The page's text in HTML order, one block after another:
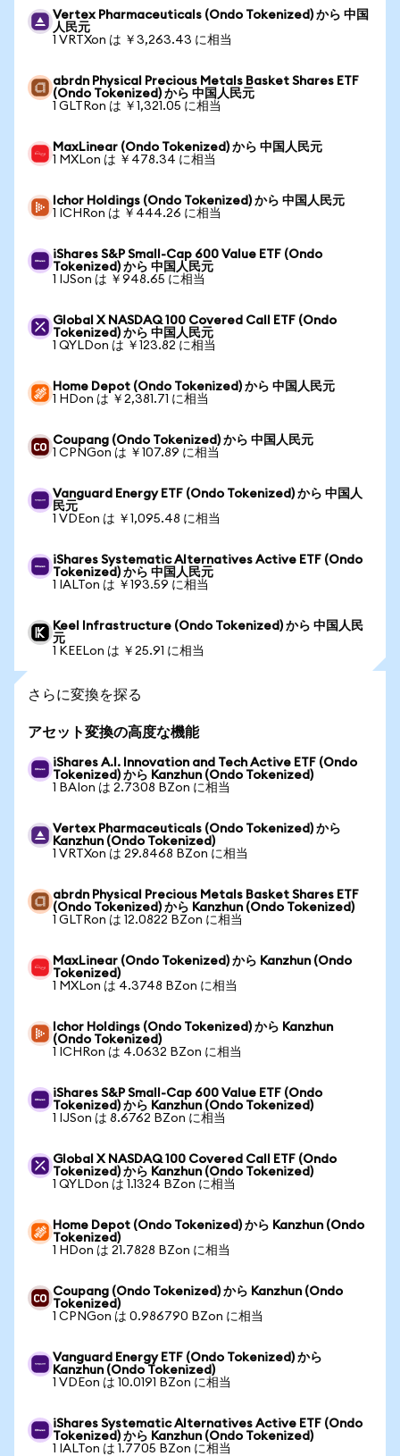
Vertex Pharmaceuticals (Ondo Tokenized) から 中国
人民元
1 VRTXon は ￥3,263.43 に相当
abrdn Physical Precious Metals Basket Shares ETF
(Ondo Tokenized) から 中国人民元
1 GLTRon は ￥1,321.05 に相当
MaxLinear (Ondo Tokenized) から 中国人民元
1 MXLon は ￥478.34 に相当
Ichor Holdings (Ondo Tokenized) から 中国人民元
1 ICHRon は ￥444.26 に相当
iShares S&P Small-Cap 600 Value ETF (Ondo
Tokenized) から 中国人民元
1 IJSon は ￥948.65 に相当
Global X NASDAQ 100 Covered Call ETF (Ondo
Tokenized) から 中国人民元
1 QYLDon は ￥123.82 に相当
Home Depot (Ondo Tokenized) から 中国人民元
1 HDon は ￥2,381.71 に相当
Coupang (Ondo Tokenized) から 中国人民元
1 CPNGon は ￥107.89 に相当
Vanguard Energy ETF (Ondo Tokenized) から 中国人
民元
1 VDEon は ￥1,095.48 に相当
iShares Systematic Alternatives Active ETF (Ondo
Tokenized) から 中国人民元
1 IALTon は ￥193.59 に相当
Keel Infrastructure (Ondo Tokenized) から 中国人民
元
1 KEELon は ￥25.91 に相当
さらに変換を探る
アセット変換の高度な機能
iShares A.I. Innovation and Tech Active ETF (Ondo
Tokenized) から Kanzhun (Ondo Tokenized)
1 BAIon は 2.7308 BZon に相当
Vertex Pharmaceuticals (Ondo Tokenized) から
Kanzhun (Ondo Tokenized)
1 VRTXon は 29.8468 BZon に相当
abrdn Physical Precious Metals Basket Shares ETF
(Ondo Tokenized) から Kanzhun (Ondo Tokenized)
1 GLTRon は 12.0822 BZon に相当
MaxLinear (Ondo Tokenized) から Kanzhun (Ondo
Tokenized)
1 MXLon は 4.3748 BZon に相当
Ichor Holdings (Ondo Tokenized) から Kanzhun
(Ondo Tokenized)
1 ICHRon は 4.0632 BZon に相当
iShares S&P Small-Cap 600 Value ETF (Ondo
Tokenized) から Kanzhun (Ondo Tokenized)
1 IJSon は 8.6762 BZon に相当
Global X NASDAQ 100 Covered Call ETF (Ondo
Tokenized) から Kanzhun (Ondo Tokenized)
1 QYLDon は 1.1324 BZon に相当
Home Depot (Ondo Tokenized) から Kanzhun (Ondo
Tokenized)
1 HDon は 21.7828 BZon に相当
Coupang (Ondo Tokenized) から Kanzhun (Ondo
Tokenized)
1 CPNGon は 0.986790 BZon に相当
Vanguard Energy ETF (Ondo Tokenized) から
Kanzhun (Ondo Tokenized)
1 VDEon は 10.0191 BZon に相当
iShares Systematic Alternatives Active ETF (Ondo
Tokenized) から Kanzhun (Ondo Tokenized)
1 IALTon は 1.7705 BZon に相当